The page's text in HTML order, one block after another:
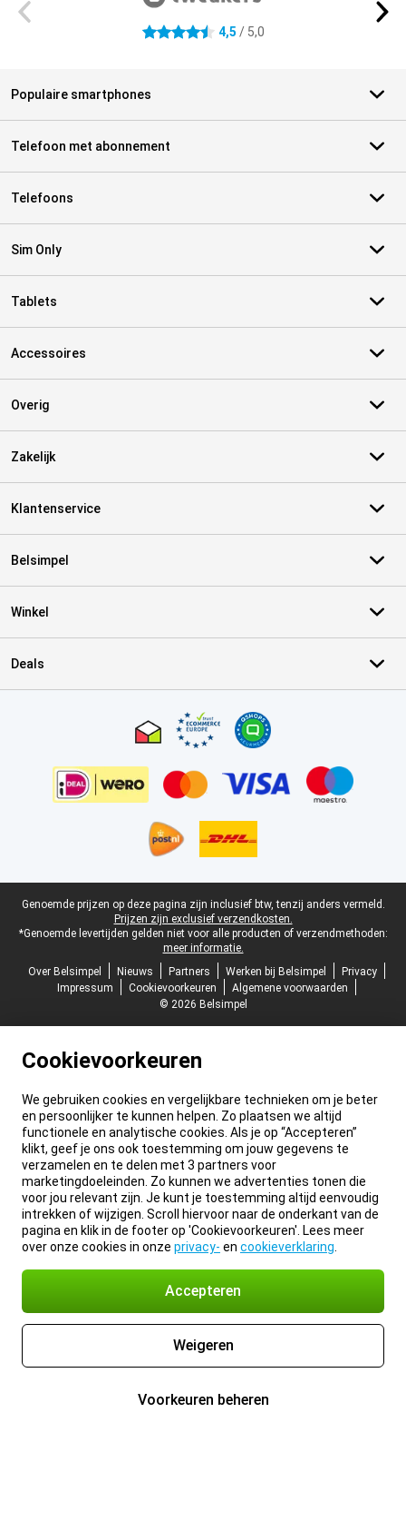
4.5 sterren 4,5 / 5,0
Populaire smartphones
Telefoon met abonnement
Telefoons
Sim Only
Tablets
Accessoires
Overig
Zakelijk
Klantenservice
Belsimpel
Winkel
Deals
Juridische voettekst
Genoemde prijzen op deze pagina zijn inclusief btw, tenzij anders vermeld.
Prijzen zijn exclusief verzendkosten.
*Genoemde levertijden gelden niet voor alle producten of verzendmethoden:
meer informatie.
Over Belsimpel
Nieuws Partners Werken bij Belsimpel
Privacy
Impressum
Cookievoorkeuren
Algemene voorwaarden
© 2026 Belsimpel
Cookievoorkeuren
We gebruiken cookies en vergelijkbare technieken om je beter
en persoonlijker te kunnen helpen. Zo plaatsen we altijd
functionele en analytische cookies. Als je op “Accepteren”
klikt, geef je ons ook toestemming om jouw gegevens te
verzamelen en te delen met 3 partners voor
marketingdoeleinden. Zo kunnen we advertenties tonen die
voor jou relevant zijn. Je kunt je toestemming altijd eenvoudig
intrekken of wijzigen. Scroll hiervoor naar de onderkant van de
pagina en klik in de footer op 'Cookievoorkeuren'. Lees meer
over onze cookies in onze privacy- en cookieverklaring
Accepteren
Weigeren
Voorkeuren beheren